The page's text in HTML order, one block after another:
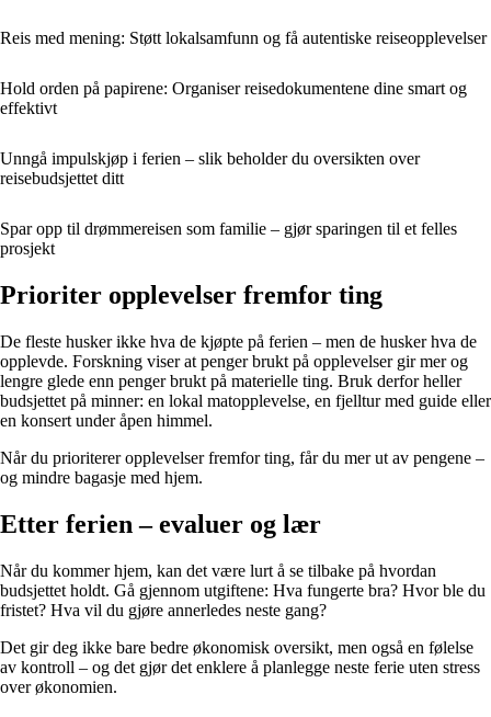
Reis med mening: Støtt lokalsamfunn og få autentiske reiseopplevelser
Hold orden på papirene: Organiser reisedokumentene dine smart og
effektivt
Unngå impulskjøp i ferien – slik beholder du oversikten over
reisebudsjettet ditt
Spar opp til drømmereisen som familie – gjør sparingen til et felles
prosjekt
Prioriter opplevelser fremfor ting
De fleste husker ikke hva de kjøpte på ferien – men de husker hva de
opplevde. Forskning viser at penger brukt på opplevelser gir mer og
lengre glede enn penger brukt på materielle ting. Bruk derfor heller
budsjettet på minner: en lokal matopplevelse, en fjelltur med guide eller
en konsert under åpen himmel.
Når du prioriterer opplevelser fremfor ting, får du mer ut av pengene –
og mindre bagasje med hjem.
Etter ferien – evaluer og lær
Når du kommer hjem, kan det være lurt å se tilbake på hvordan
budsjettet holdt. Gå gjennom utgiftene: Hva fungerte bra? Hvor ble du
fristet? Hva vil du gjøre annerledes neste gang?
Det gir deg ikke bare bedre økonomisk oversikt, men også en følelse
av kontroll – og det gjør det enklere å planlegge neste ferie uten stress
over økonomien.